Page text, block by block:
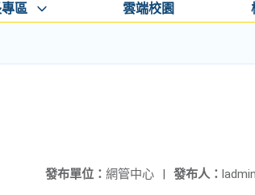
區 雲端校園
發布人： ladmin
發布單位： 網管中心 |